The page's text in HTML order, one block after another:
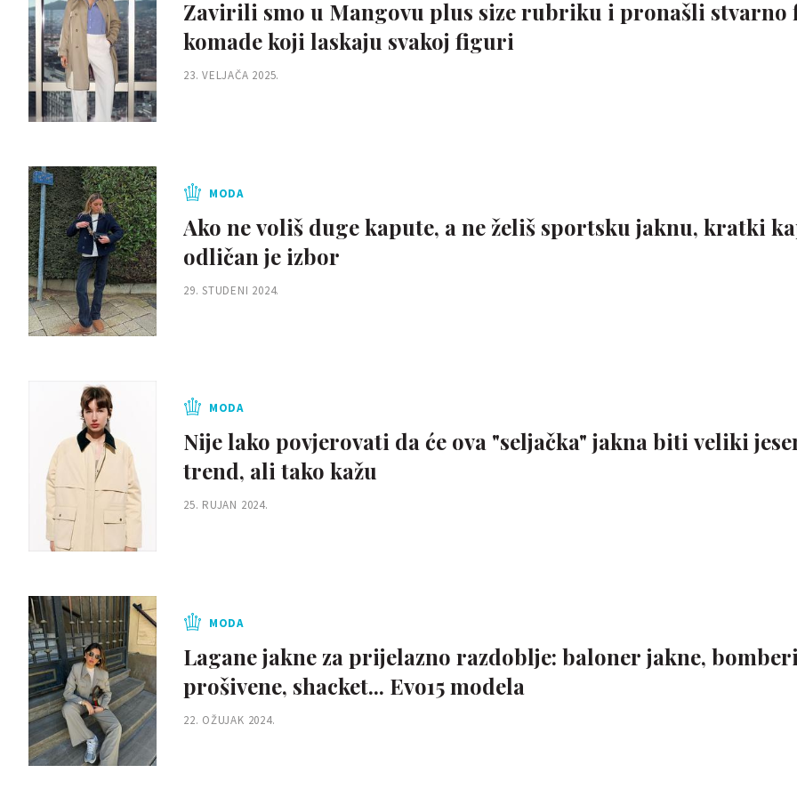
Zavirili smo u Mangovu plus size rubriku i pronašli stvarno
komade koji laskaju svakoj figuri
23. VELJAČA 2025.
MODA
Ako ne voliš duge kapute, a ne želiš sportsku jaknu, kratki
odličan je izbor
29. STUDENI 2024.
MODA
Nije lako povjerovati da će ova "seljačka" jakna biti veliki
trend, ali tako kažu
25. RUJAN 2024.
MODA
Lagane jakne za prijelazno razdoblje: baloner jakne,
prošivene, shacket... Evo15 modela
22. OŽUJAK 2024.